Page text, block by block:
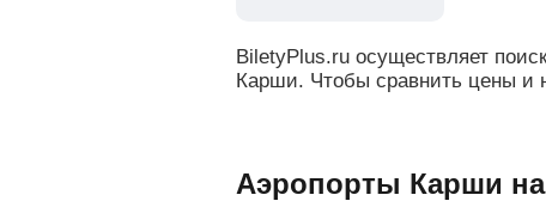
BiletyPlus.ru осуществляет
Карши. Чтобы сравнить цены и
Аэропорты Карши на